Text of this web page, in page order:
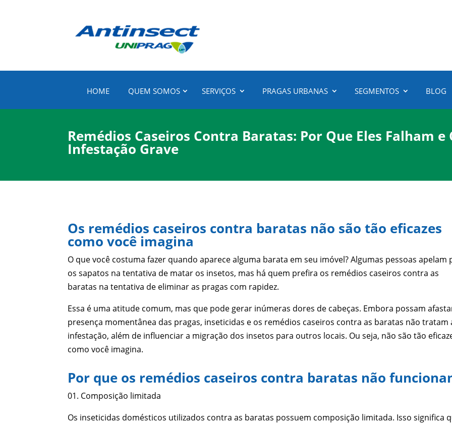
HOME QUEM SOMOS SERVIÇOS PRAGAS URBANAS SEGMENTOS BLOG
Remédios Caseiros Contra Baratas: Por Que Eles Falham
Infestação Grave
Os remédios caseiros contra baratas não são tão eficazes
como você imagina
O que você costuma fazer quando aparece alguma barata em seu imóvel? Algumas pessoas apelam
os sapatos na tentativa de matar os insetos, mas há quem prefira os remédios caseiros contra as
baratas na tentativa de eliminar as pragas com rapidez.
Essa é uma atitude comum, mas que pode gerar inúmeras dores de cabeças. Embora possam
presença momentânea das pragas, inseticidas e os remédios caseiros contra as baratas não tratam
infestação, além de influenciar a migração dos insetos para outros locais. Ou seja, não são tão
como você imagina.
Por que os remédios caseiros contra baratas não
01. Composição limitada
Os inseticidas domésticos utilizados contra as baratas possuem composição limitada. Isso significa